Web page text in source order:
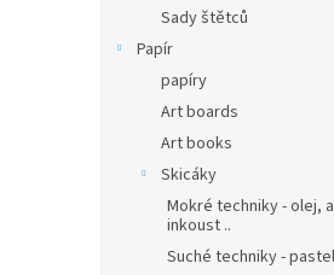
Sady štětců
Papír
papíry
Art boards
Art books
Skicáky
Mokré techniky - olej,
inkoust ..
Suché techniky -